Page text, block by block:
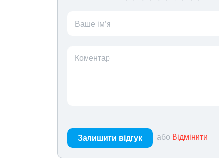
Ваше ім’я
Коментар
Залишити відгук або Відмінити